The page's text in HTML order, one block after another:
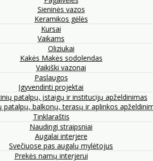
Sieninės vazos
Keramikos gėlės
Kursai
Vaikams
Oliziukai
Kakės Makės sodolendas
Vaikiški vazonai
Paslaugos
Įgyvendinti projektai
patalpų, įstaigų ir institucijų apželdinimas
patalpų, balkonų, terasų ir aplinkos
Tinklaraštis
Naudingi straipsniai
Augalai interjere
Svečiuose pas augalų mylėtojus
Prekės namų interjerui